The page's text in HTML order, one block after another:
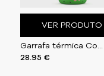
VER PRODUTO
Garrafa térmica Cool Bottles Rolling Skaters 500ml
28.95 €